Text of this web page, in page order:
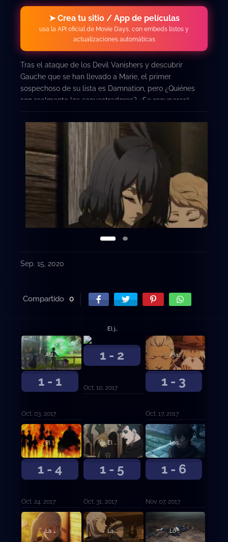
➤ Crea tu sitio / App de películas
usa la API oficial de Movie Days, con embeds listos y
actualizaciones automáticas
Tras el ataque de los Devil Vanishers y descubrir
Gauche que se han llevado a Marie, el primer
sospechoso de su lista es Damnation, pero ¿Quiénes
son realmente los secuestradores? ¿Se recuperará
Sep. 15, 2020
Compartido 0
1 - 1
Asta y Yuno
Oct. 03, 2017
1 - 2
El juramento del muchacho
Oct. 10, 2017 1 - 3
¡Hacia la capital del Reino del Trébol!
Oct. 17, 2017
1 - 4
El examen de caballería
Oct. 24, 2017
1 - 5
El camino hasta ser Rey Mago
Oct. 31, 2017
1 - 6
Los Toros Negros
Nov. 07, 2017
La otra novata La primera misión Lo que proteger